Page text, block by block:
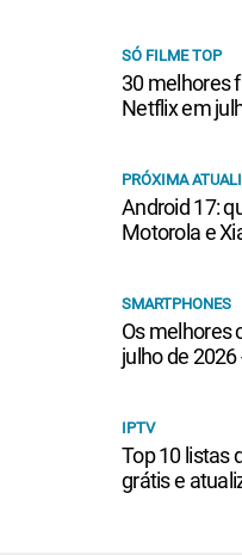
SÓ FILME TOP
30 melhores
Netflix em
PRÓXIMA
Android 17:
Motorola e
SMARTPHONES
Os melhores
julho de 2026
IPTV
Top 10 listas
grátis e